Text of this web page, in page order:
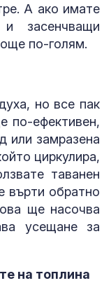
А ако имате
засенчващи
по-голям.
но все пак
по-ефективен,
или замразена
циркулира,
таванен
върти обратно
ще насочва
усещане за
на топлина